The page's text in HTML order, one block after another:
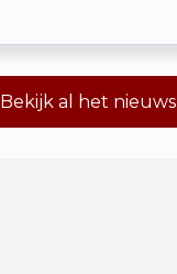
Bekijk al het nieuws